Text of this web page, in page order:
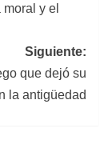
y el
Siguiente:
que dejó su
la antigüedad